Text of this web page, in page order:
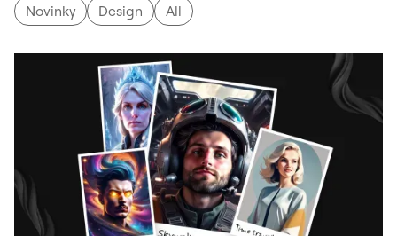
Novinky
Design All